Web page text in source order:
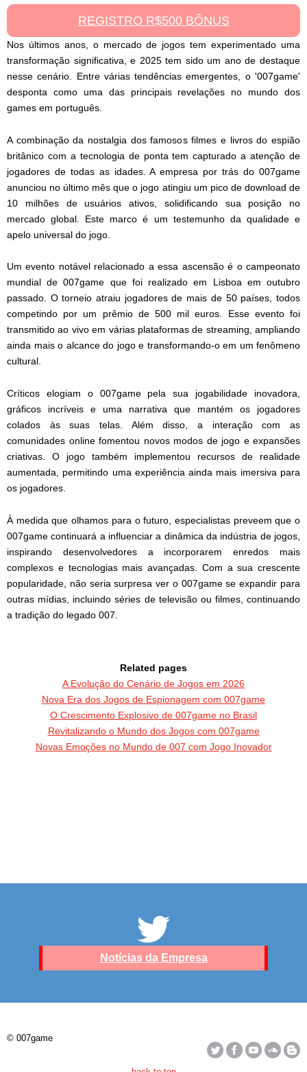
REGISTRO R$500 BÔNUS
Nos últimos anos, o mercado de jogos tem experimentado uma
transformação significativa, e 2025 tem sido um ano de destaque
nesse cenário. Entre várias tendências emergentes, o '007game'
desponta como uma das principais revelações no mundo dos
games em português.
A combinação da nostalgia dos famosos filmes e livros do espião
britânico com a tecnologia de ponta tem capturado a atenção de
jogadores de todas as idades. A empresa por trás do 007game
anunciou no último mês que o jogo atingiu um pico de download de
10 milhões de usuários ativos, solidificando sua posição no
mercado global. Este marco é um testemunho da qualidade e
apelo universal do jogo.
Um evento notável relacionado a essa ascensão é o campeonato
mundial de 007game que foi realizado em Lisboa em outubro
passado. O torneio atraiu jogadores de mais de 50 países, todos
competindo por um prêmio de 500 mil euros. Esse evento foi
transmitido ao vivo em várias plataformas de streaming, ampliando
ainda mais o alcance do jogo e transformando-o em um fenômeno
cultural.
Críticos elogiam o 007game pela sua jogabilidade inovadora,
gráficos incríveis e uma narrativa que mantém os jogadores
colados às suas telas. Além disso, a interação com as
comunidades online fomentou novos modos de jogo e expansões
criativas. O jogo também implementou recursos de realidade
aumentada, permitindo uma experiência ainda mais imersiva para
os jogadores.
À medida que olhamos para o futuro, especialistas preveem que o
007game continuará a influenciar a dinâmica da indústria de jogos,
inspirando desenvolvedores a incorporarem enredos mais
complexos e tecnologias mais avançadas. Com a sua crescente
popularidade, não seria surpresa ver o 007game se expandir para
outras mídias, incluindo séries de televisão ou filmes, continuando
a tradição do legado 007.
Related pages
A Evolução do Cenário de Jogos em 2026
Nova Era dos Jogos de Espionagem com 007game
O Crescimento Explosivo de 007game no Brasil
Revitalizando o Mundo dos Jogos com 007game
Novas Emoções no Mundo de 007 com Jogo Inovador
Notícias da Empresa
© 007game